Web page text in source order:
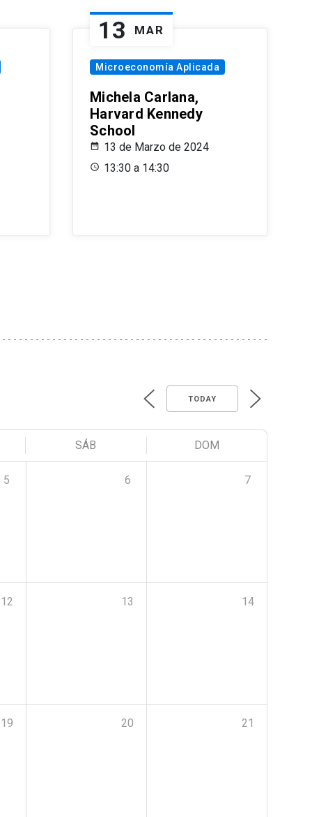
13 MAR
Microeconomía Aplicada
Michela Carlana,
Harvard Kennedy
School
13 de Marzo de 2024
13:30 a 14:30
TODAY
SÁB DOM
5 6 7
12 13 14
19 20 21